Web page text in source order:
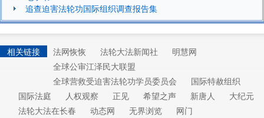
追查迫害法轮功国际组织调查报告集
相关链接 法网恢恢 法轮大法新闻社
明慧网
全球公审江泽民大联盟
全球营救受迫害法轮功学员委员会
国际特赦组织
国际法庭
人权观察 正见 希望之声 新唐人
大纪元
法轮大法在长春
动态网 无界浏览
网门